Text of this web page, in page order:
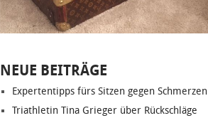
NEUE BEITRÄGE
Expertentipps fürs Sitzen gegen Schmerzen
Triathletin Tina Grieger über Rückschläge